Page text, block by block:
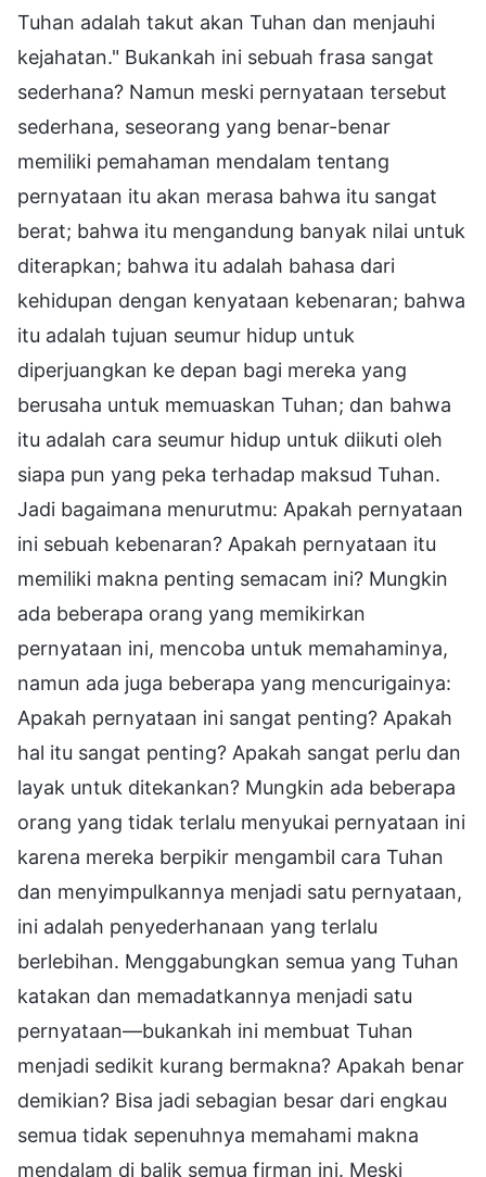
Tuhan adalah takut akan Tuhan dan menjauhi
kejahatan." Bukankah ini sebuah frasa sangat
sederhana? Namun meski pernyataan tersebut
sederhana, seseorang yang benar-benar
memiliki pemahaman mendalam tentang
pernyataan itu akan merasa bahwa itu sangat
berat; bahwa itu mengandung banyak nilai untuk
diterapkan; bahwa itu adalah bahasa dari
kehidupan dengan kenyataan kebenaran; bahwa
itu adalah tujuan seumur hidup untuk
diperjuangkan ke depan bagi mereka yang
berusaha untuk memuaskan Tuhan; dan bahwa
itu adalah cara seumur hidup untuk diikuti oleh
siapa pun yang peka terhadap maksud Tuhan.
Jadi bagaimana menurutmu: Apakah pernyataan
ini sebuah kebenaran? Apakah pernyataan itu
memiliki makna penting semacam ini? Mungkin
ada beberapa orang yang memikirkan
pernyataan ini, mencoba untuk memahaminya,
namun ada juga beberapa yang mencurigainya:
Apakah pernyataan ini sangat penting? Apakah
hal itu sangat penting? Apakah sangat perlu dan
layak untuk ditekankan? Mungkin ada beberapa
orang yang tidak terlalu menyukai pernyataan ini
karena mereka berpikir mengambil cara Tuhan
dan menyimpulkannya menjadi satu pernyataan,
ini adalah penyederhanaan yang terlalu
berlebihan. Menggabungkan semua yang Tuhan
katakan dan memadatkannya menjadi satu
pernyataan—bukankah ini membuat Tuhan
menjadi sedikit kurang bermakna? Apakah benar
demikian? Bisa jadi sebagian besar dari engkau
semua tidak sepenuhnya memahami makna
mendalam di balik semua firman ini. Meski